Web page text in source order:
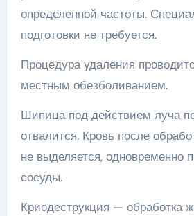
определенной частоты.
подготовки не требуется.
Процедура удаления
местным обезболиванием.
Шипица под действием луча
отвалится. Кровь после
не выделяется, одновременно
сосуды.
Криодеструкция — обработка